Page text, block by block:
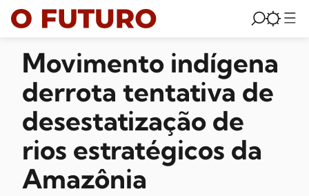
Movimento indígena
derrota tentativa de
desestatização de
rios estratégicos da
Amazônia